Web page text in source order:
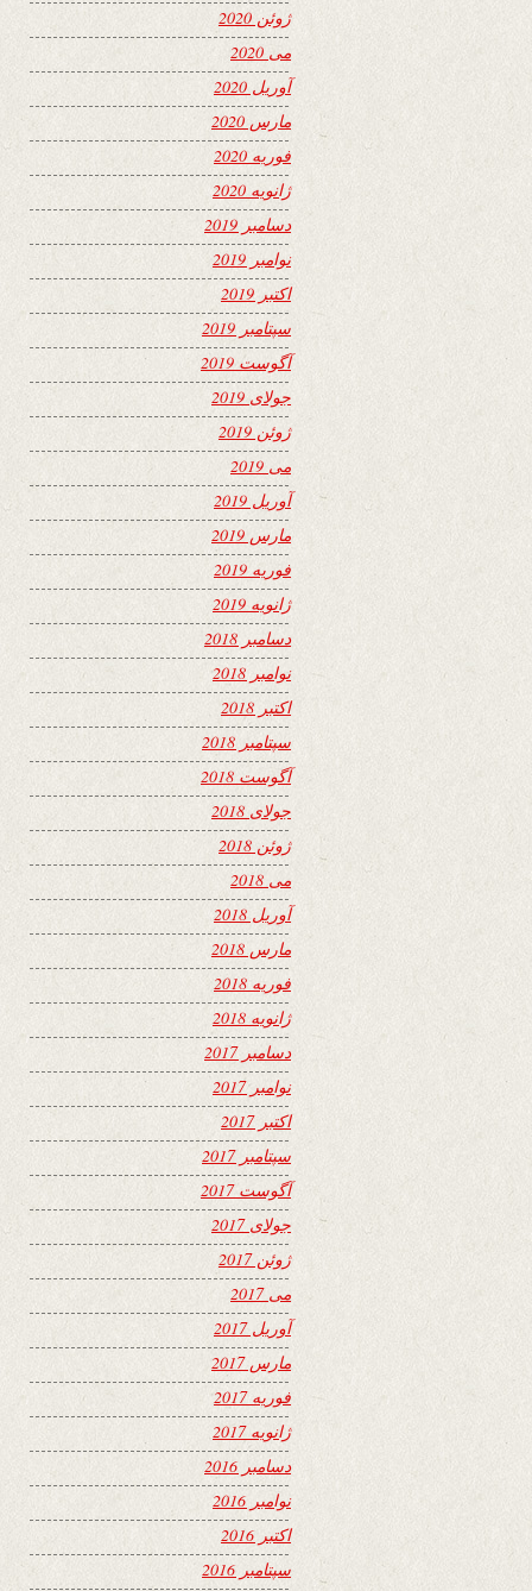
ژوئن 2020
می 2020
آوریل 2020
مارس 2020
فوریه 2020
ژانویه 2020
دسامبر 2019
نوامبر 2019
اکتبر 2019
سپتامبر 2019
آگوست 2019
جولای 2019
ژوئن 2019
می 2019
آوریل 2019
مارس 2019
فوریه 2019
ژانویه 2019
دسامبر 2018
نوامبر 2018
اکتبر 2018
سپتامبر 2018
آگوست 2018
جولای 2018
ژوئن 2018
می 2018
آوریل 2018
مارس 2018
فوریه 2018
ژانویه 2018
دسامبر 2017
نوامبر 2017
اکتبر 2017
سپتامبر 2017
آگوست 2017
جولای 2017
ژوئن 2017
می 2017
آوریل 2017
مارس 2017
فوریه 2017
ژانویه 2017
دسامبر 2016
نوامبر 2016
اکتبر 2016
سپتامبر 2016